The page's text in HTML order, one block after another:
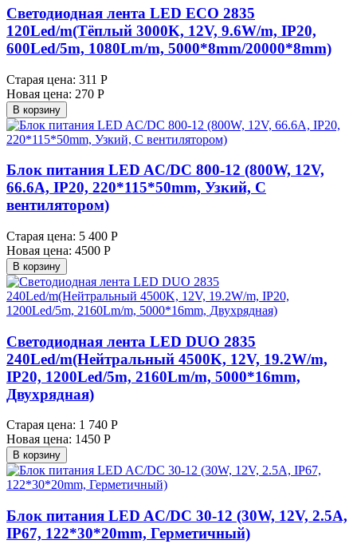
Светодиодная лента LED ECO 2835
120Led/m(Тёплый 3000K, 12V, 9.6W/m, IP20,
600Led/5m, 1080Lm/m, 5000*8mm/20000*8mm)
Старая цена: 311 Р
Новая цена: 270 Р
В корзину
Блок питания LED AC/DC 800-12 (800W, 12V,
66.6A, IP20, 220*115*50mm, Узкий, С
вентилятором)
Старая цена: 5 400 Р
Новая цена: 4500 Р
В корзину
Светодиодная лента LED DUO 2835
240Led/m(Нейтральный 4500K, 12V, 19.2W/m,
IP20, 1200Led/5m, 2160Lm/m, 5000*16mm,
Двухрядная)
Старая цена: 1 740 Р
Новая цена: 1450 Р
В корзину
Блок питания LED AC/DC 30-12 (30W, 12V, 2.5A,
IP67, 122*30*20mm, Герметичный)